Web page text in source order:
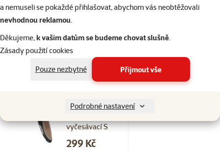
a nemuseli se pokaždé přihlašovat, abychom vás neobtěžovali
nevhodnou reklamou.
Děkujeme,k vašim datům se budeme chovat slušně.
Zásady použití cookies
Pouze nezbytné
Přijmout vše
Podrobné nastavení
familycena
79 Kč
vyčesávací S
Hodnocení 100%, počet hodnocení: 4
hodnocení
Cena
299 Kč